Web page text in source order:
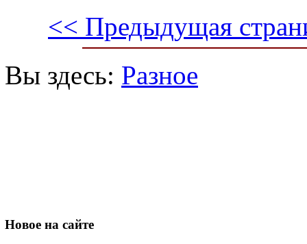
<< Предыдущая
Вы здесь: Разное
Новое на сайте